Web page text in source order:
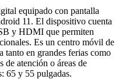
equipado con pantalla
11. El dispositivo cuenta
y HDMI que permiten
Es un centro móvil de
tanto en grandes ferias como
de atención o áreas de
65 y 55 pulgadas.